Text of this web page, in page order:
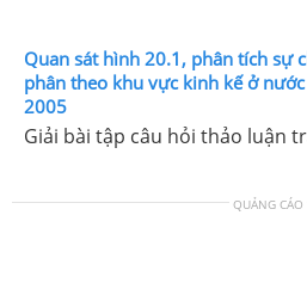
Quan sát hình 20.1, phân tích sự
phân theo khu vực kinh kế ở
2005
Giải bài tập câu hỏi thảo luận
QUẢNG CÁO